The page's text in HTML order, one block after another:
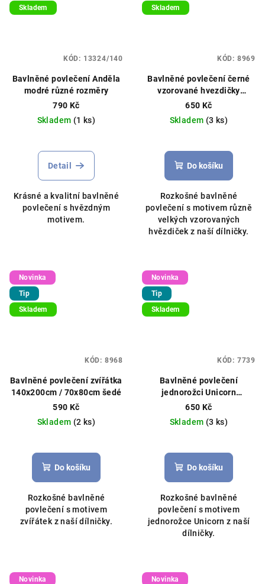
Skladem
Bavlněné povlečení Anděla
modré různé rozměry
790 Kč
Skladem (1 ks)
Detail
Krásné a kvalitní bavlněné
povlečení s hvězdným
motivem.
KÓD: 13324/140
Skladem
Bavlněné povlečení černé
vzorované hvezdičky
140x200cm / 70x80cm bílé
650 Kč
Skladem (3 ks)
Do košíku
Rozkošné bavlněné
povlečení s motivem různě
velkých vzorovaných
hvězdiček z naší dílničky.
KÓD: 8969
Novinka
Tip
Skladem
Bavlněné povlečení zvířátka
140x200cm / 70x80cm šedé
590 Kč
Skladem (2 ks)
Do košíku
Rozkošné bavlněné
povlečení s motivem
zvířátek z naší dílničky.
KÓD: 8968
Novinka
Tip
Skladem
Bavlněné povlečení
jednorožci Unicorn
140x200cm / 70x80cm
mátové
650 Kč
Skladem (3 ks)
Do košíku
Rozkošné bavlněné
povlečení s motivem
jednorožce Unicorn z naší
dílničky.
KÓD: 7739
Novinka Novinka